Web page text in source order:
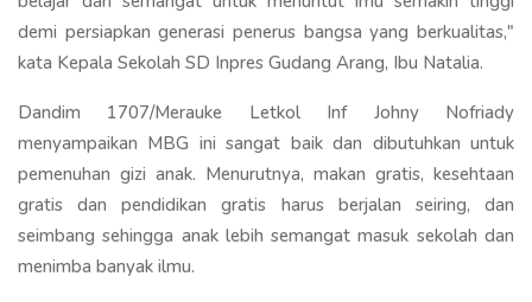
demi persiapkan generasi penerus bangsa yang berkualitas,"
kata Kepala Sekolah SD Inpres Gudang Arang, Ibu Natalia.
Dandim 1707/Merauke Letkol Inf Johny Nofriady
menyampaikan MBG ini sangat baik dan dibutuhkan untuk
pemenuhan gizi anak. Menurutnya, makan gratis, kesehtaan
gratis dan pendidikan gratis harus berjalan seiring, dan
seimbang sehingga anak lebih semangat masuk sekolah dan
menimba banyak ilmu.